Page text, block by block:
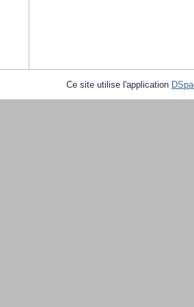
Ce site utilise l'application